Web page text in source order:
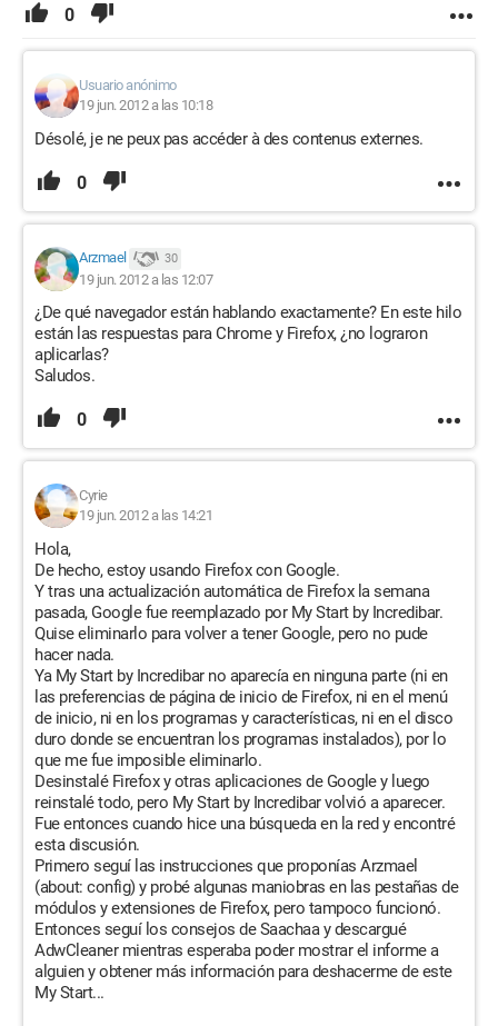
0
Usuario anónimo
19 jun. 2012 a las 10:18
Désolé, je ne peux pas accéder à des contenus externes.
0
Arzmael 30
19 jun. 2012 a las 12:07
¿De qué navegador están hablando exactamente? En este hilo
están las respuestas para Chrome y Firefox, ¿no lograron
aplicarlas?
Saludos.
0
Cyrie
19 jun. 2012 a las 14:21
Hola,
De hecho, estoy usando Firefox con Google.
Y tras una actualización automática de Firefox la semana
pasada, Google fue reemplazado por My Start by Incredibar.
Quise eliminarlo para volver a tener Google, pero no pude
hacer nada.
Ya My Start by Incredibar no aparecía en ninguna parte (ni en
las preferencias de página de inicio de Firefox, ni en el menú
de inicio, ni en los programas y características, ni en el disco
duro donde se encuentran los programas instalados), por lo
que me fue imposible eliminarlo.
Desinstalé Firefox y otras aplicaciones de Google y luego
reinstalé todo, pero My Start by Incredibar volvió a aparecer.
Fue entonces cuando hice una búsqueda en la red y encontré
esta discusión.
Primero seguí las instrucciones que proponías Arzmael
(about: config) y probé algunas maniobras en las pestañas de
módulos y extensiones de Firefox, pero tampoco funcionó.
Entonces seguí los consejos de Saachaa y descargué
AdwCleaner mientras esperaba poder mostrar el informe a
alguien y obtener más información para deshacerme de este
My Start...